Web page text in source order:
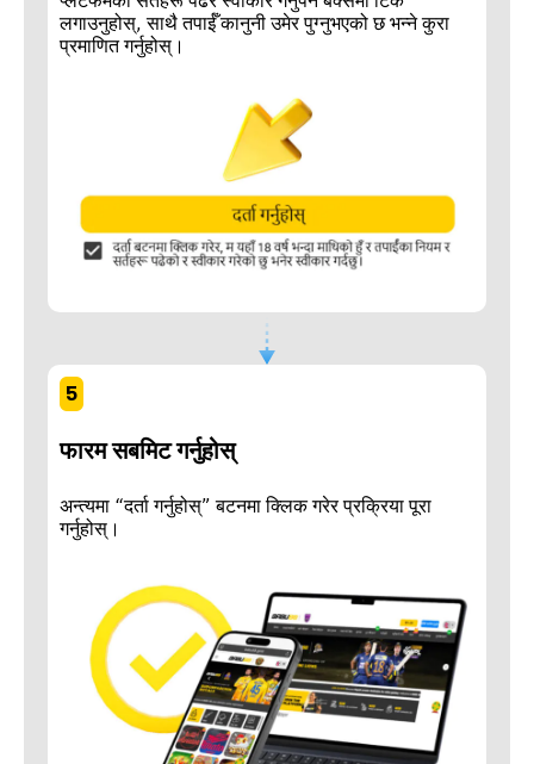
लगाउनुहोस्, साथै तपाईँ कानुनी उमेर पुग्नुभएको छ भन्ने कुरा
प्रमाणित गर्नुहोस्।
5
फारम सबमिट गर्नुहोस्
अन्त्यमा “दर्ता गर्नुहोस्” बटनमा क्लिक गरेर प्रक्रिया पूरा
गर्नुहोस्।